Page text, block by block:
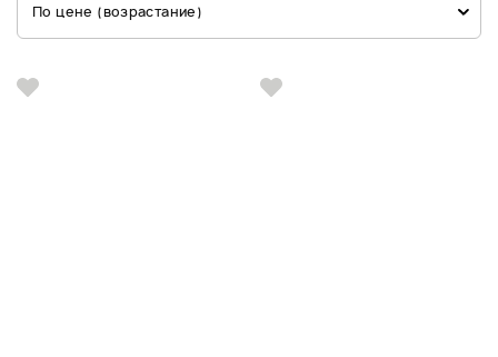
По цене (возрастание)